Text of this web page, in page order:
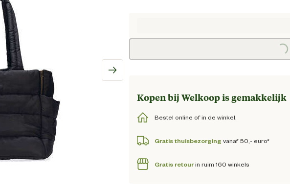
Loading...
Kopen bij Welkoop is gemakkelijk
Bestel online of in de winkel.
Gratis thuisbezorging vanaf 50,- euro*
Gratis retourin ruim 160 winkels